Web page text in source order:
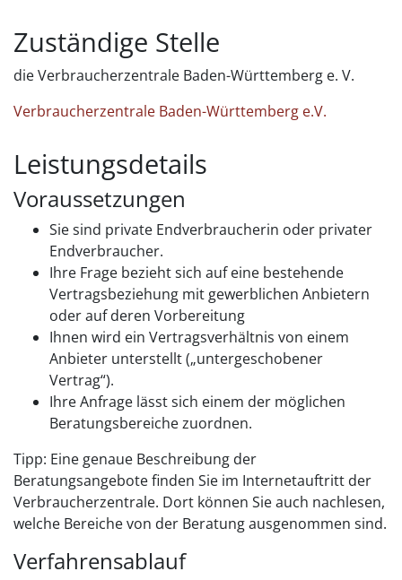
Zuständige Stelle
die Verbraucherzentrale Baden-Württemberg e. V.
Verbraucherzentrale Baden-Württemberg e.V.
Leistungsdetails
Voraussetzungen
Sie sind private Endverbraucherin oder privater
Endverbraucher.
Ihre Frage bezieht sich auf eine bestehende
Vertragsbeziehung mit gewerblichen Anbietern
oder auf deren Vorbereitung
Ihnen wird ein Vertragsverhältnis von einem
Anbieter unterstellt („untergeschobener
Vertrag“).
Ihre Anfrage lässt sich einem der möglichen
Beratungsbereiche zuordnen.
Tipp: Eine genaue Beschreibung der
Beratungsangebote finden Sie im Internetauftritt der
Verbraucherzentrale. Dort können Sie auch nachlesen,
welche Bereiche von der Beratung ausgenommen sind.
Verfahrensablauf